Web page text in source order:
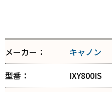
メーカー：
キャノン
型番：
IXY800IS